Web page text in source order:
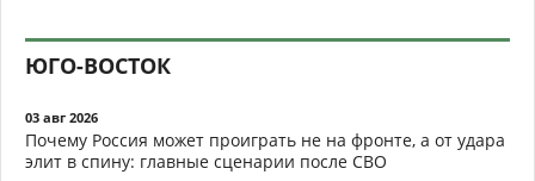
ЮГО-ВОСТОК
03 авг 2026
Почему Россия может проиграть не на фронте, а от удара
элит в спину: главные сценарии после СВО